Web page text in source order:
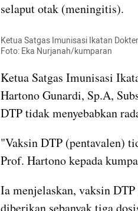
selaput otak (meningitis).
Ketua Satgas Imunisasi Ikatan
Foto: Eka Nurjanah/kumparan
Ketua Satgas Imunisasi
Hartono Gunardi, Sp.A,
DTP tidak menyebabkan
"Vaksin DTP (pentavalen)
Prof. Hartono kepada
Ia menjelaskan, vaksin